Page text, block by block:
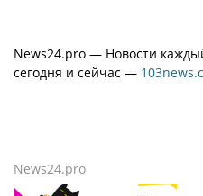
News24.pro — Новости
сегодня и сейчас —
News24.pro